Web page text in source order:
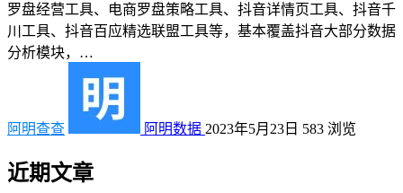
罗盘经营工具、电商罗盘策略工具、抖音详情页工具、抖音千
川工具、抖音百应精选联盟工具等，基本覆盖抖音大部分数据
分析模块，…
阿明查查 阿明数据 2023年5月23日 583 浏览
近期文章